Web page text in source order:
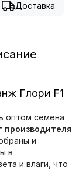
Доставка
Глори F1
оптом семена
производителя
и
в
и влаги, что